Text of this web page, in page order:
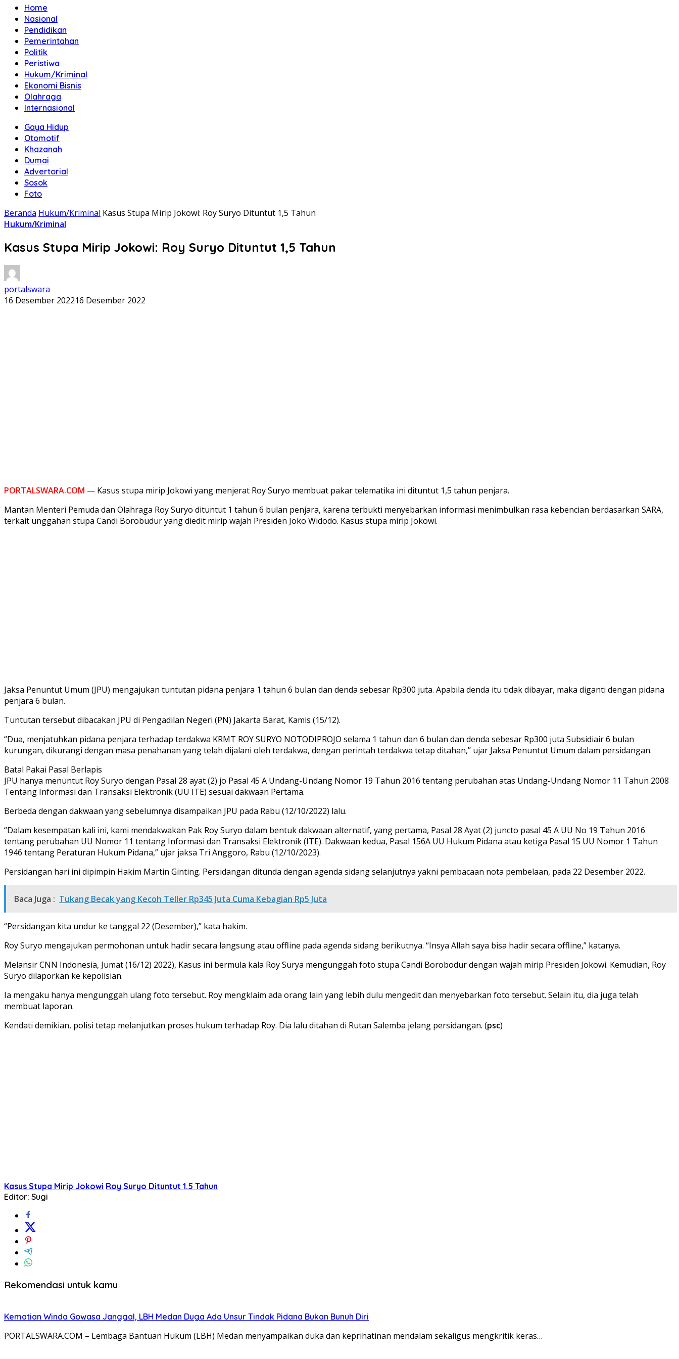
Home
Nasional
Pendidikan
Pemerintahan
Politik
Peristiwa
Hukum/Kriminal
Ekonomi Bisnis
Olahraga
Internasional
Gaya Hidup
Otomotif
Khazanah
Dumai
Advertorial
Sosok
Foto
Beranda Hukum/Kriminal Kasus Stupa Mirip Jokowi: Roy Suryo Dituntut 1,5 Tahun
Hukum/Kriminal
Kasus Stupa Mirip Jokowi: Roy Suryo Dituntut 1,5 Tahun
portalswara
16 Desember 202216 Desember 2022
PORTALSWARA.COM — Kasus stupa mirip Jokowi yang menjerat Roy Suryo membuat pakar telematika ini dituntut 1,5 tahun penjara.
Mantan Menteri Pemuda dan Olahraga Roy Suryo dituntut 1 tahun 6 bulan penjara, karena terbukti menyebarkan informasi menimbulkan rasa kebencian berdasarkan SARA,
terkait unggahan stupa Candi Borobudur yang diedit mirip wajah Presiden Joko Widodo. Kasus stupa mirip Jokowi.
Jaksa Penuntut Umum (JPU) mengajukan tuntutan pidana penjara 1 tahun 6 bulan dan denda sebesar Rp300 juta. Apabila denda itu tidak dibayar, maka diganti dengan pidana
penjara 6 bulan.
Tuntutan tersebut dibacakan JPU di Pengadilan Negeri (PN) Jakarta Barat, Kamis (15/12).
“Dua, menjatuhkan pidana penjara terhadap terdakwa KRMT ROY SURYO NOTODIPROJO selama 1 tahun dan 6 bulan dan denda sebesar Rp300 juta Subsidiair 6 bulan
kurungan, dikurangi dengan masa penahanan yang telah dijalani oleh terdakwa, dengan perintah terdakwa tetap ditahan,” ujar Jaksa Penuntut Umum dalam persidangan.
Batal Pakai Pasal Berlapis
JPU hanya menuntut Roy Suryo dengan Pasal 28 ayat (2) jo Pasal 45 A Undang-Undang Nomor 19 Tahun 2016 tentang perubahan atas Undang-Undang Nomor 11 Tahun 2008
Tentang Informasi dan Transaksi Elektronik (UU ITE) sesuai dakwaan Pertama.
Berbeda dengan dakwaan yang sebelumnya disampaikan JPU pada Rabu (12/10/2022) lalu.
“Dalam kesempatan kali ini, kami mendakwakan Pak Roy Suryo dalam bentuk dakwaan alternatif, yang pertama, Pasal 28 Ayat (2) juncto pasal 45 A UU No 19 Tahun 2016
tentang perubahan UU Nomor 11 tentang Informasi dan Transaksi Elektronik (ITE). Dakwaan kedua, Pasal 156A UU Hukum Pidana atau ketiga Pasal 15 UU Nomor 1 Tahun
1946 tentang Peraturan Hukum Pidana,” ujar jaksa Tri Anggoro, Rabu (12/10/2023).
Persidangan hari ini dipimpin Hakim Martin Ginting. Persidangan ditunda dengan agenda sidang selanjutnya yakni pembacaan nota pembelaan, pada 22 Desember 2022.
Baca Juga : Tukang Becak yang Kecoh Teller Rp345 Juta Cuma Kebagian Rp5 Juta
“Persidangan kita undur ke tanggal 22 (Desember),” kata hakim.
Roy Suryo mengajukan permohonan untuk hadir secara langsung atau offline pada agenda sidang berikutnya. “Insya Allah saya bisa hadir secara offline,” katanya.
Melansir CNN Indonesia, Jumat (16/12) 2022), Kasus ini bermula kala Roy Surya mengunggah foto stupa Candi Borobodur dengan wajah mirip Presiden Jokowi. Kemudian, Roy
Suryo dilaporkan ke kepolisian.
Ia mengaku hanya mengunggah ulang foto tersebut. Roy mengklaim ada orang lain yang lebih dulu mengedit dan menyebarkan foto tersebut. Selain itu, dia juga telah
membuat laporan.
Kendati demikian, polisi tetap melanjutkan proses hukum terhadap Roy. Dia lalu ditahan di Rutan Salemba jelang persidangan. (psc)
Kasus Stupa Mirip Jokowi Roy Suryo Dituntut 1.5 Tahun
Editor: Sugi
Rekomendasi untuk kamu
Kematian Winda Gowasa Janggal, LBH Medan Duga Ada Unsur Tindak Pidana Bukan Bunuh Diri
PORTALSWARA.COM – Lembaga Bantuan Hukum (LBH) Medan menyampaikan duka dan keprihatinan mendalam sekaligus mengkritik keras…